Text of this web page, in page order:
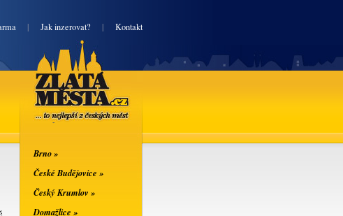
| Jak inzerovat? | Kontakt
Zlatá města
... to nejlepší z
českých měst
Brno »
České Budějovice »
Český Krumlov »
Domažlice »